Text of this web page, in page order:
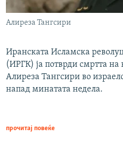
Алиреза Тангсири
Иранската Исламска
(ИРГК) ја потврди смртта на
Алиреза Тангсири во
напад минатата недела.
прочитај повеќе